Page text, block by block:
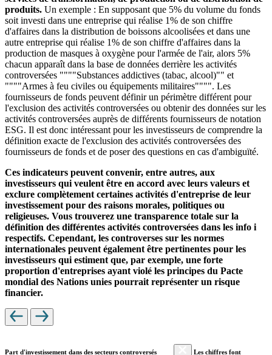
produits. Un exemple : En supposant que 5% du volume du fonds
soit investi dans une entreprise qui réalise 1% de son chiffre
d'affaires dans la distribution de boissons alcoolisées et dans une
autre entreprise qui réalise 1% de son chiffre d'affaires dans la
production de masques à oxygène pour l'armée de l'air, alors 5%
chacun apparaît dans la base de données derrière les activités
controversées """"Substances addictives (tabac, alcool)"" et
""""Armes à feu civiles ou équipements militaires"""". Les
fournisseurs de fonds peuvent définir un périmètre différent pour
l'exclusion des activités controversées ou obtenir des données sur les
activités controversées auprès de différents fournisseurs de notation
ESG. Il est donc intéressant pour les investisseurs de comprendre la
définition exacte de l'exclusion des activités controversées des
fournisseurs de fonds et de poser des questions en cas d'ambiguïté.
Ces indicateurs peuvent convenir, entre autres, aux
investisseurs qui veulent être en accord avec leurs valeurs et
exclure complètement certaines activités d'entreprise de leur
investissement pour des raisons morales, politiques ou
religieuses. Vous trouverez une transparence totale sur la
définition des différentes activités controversées dans les info i
respectifs. Cependant, les controverses sur les normes
internationales peuvent également être pertinentes pour les
investisseurs qui estiment que, par exemple, une forte
proportion d'entreprises ayant violé les principes du Pacte
mondial des Nations unies pourrait représenter un risque
financier.
Part d'investissement dans des secteurs controversés
Les chiffres font